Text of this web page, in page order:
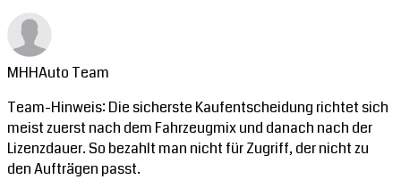
MHHAuto Team
Team-Hinweis: Die sicherste Kaufentscheidung richtet sich
meist zuerst nach dem Fahrzeugmix und danach nach der
Lizenzdauer. So bezahlt man nicht für Zugriff, der nicht zu
den Aufträgen passt.